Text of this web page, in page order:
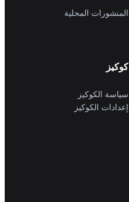
المنشورات المحلية
كوكيز
سياسة الكوكيز
إعدادات الكوكيز